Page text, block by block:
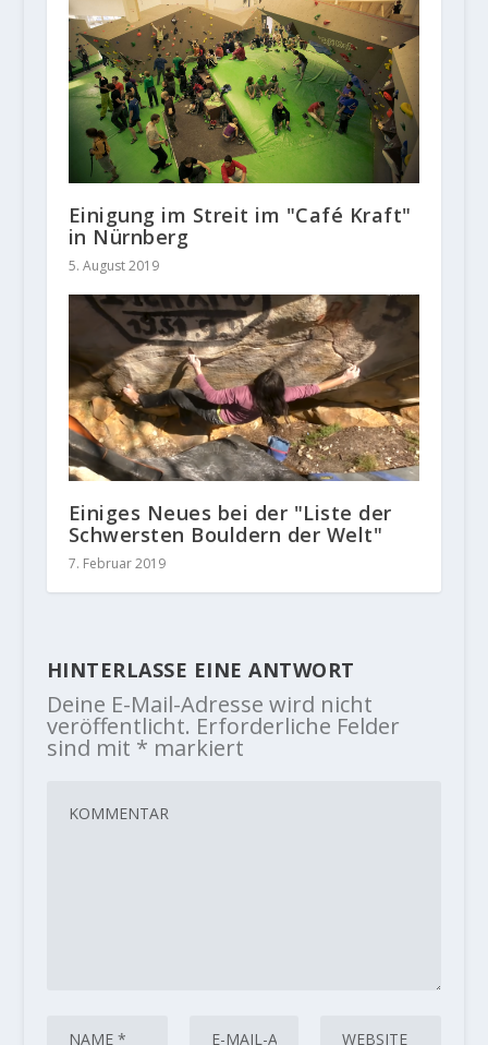
Einigung im Streit im "Café Kraft"
in Nürnberg
5. August 2019
Einiges Neues bei der "Liste der
Schwersten Bouldern der Welt"
7. Februar 2019
HINTERLASSE EINE ANTWORT
Deine E-Mail-Adresse wird nicht
veröffentlicht. Erforderliche Felder
sind mit * markiert